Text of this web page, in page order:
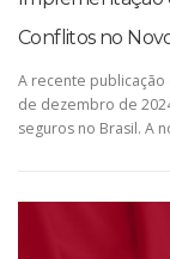
Conflitos no
A recente publicação
de dezembro de
seguros no Brasil. A